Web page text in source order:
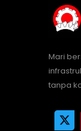
Mari
tanpa